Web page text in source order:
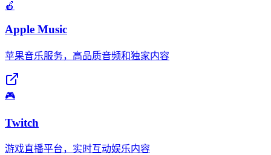
🍎
Apple Music
苹果音乐服务，高品质音频和独家内容
🎮
Twitch
游戏直播平台，实时互动娱乐内容